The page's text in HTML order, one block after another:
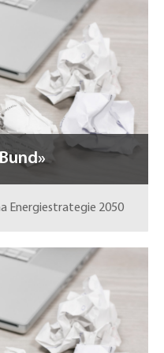
Energiestrategie 2050